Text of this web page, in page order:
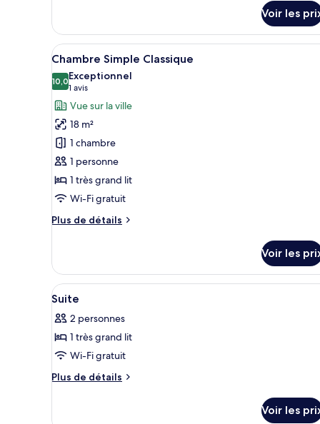
grand
lit
le
type
de
chambre
Chambre
Supérieure,
très
grand
lit
Voir les
Afficher
toutes
les
photos
pour
ce
type
de
chambre :
Chambre
Simple
Une chambre d’hôtel
5
Chambre Simple Classique
10,010,0 sur 10
Exceptionnel
1 avis
(1 avis)
Vue sur la ville
18 m²
1 chambre
1 personne
1 très grand lit
Wi-Fi gratuit
Plus de détails
Plus
le
type
de
Chambre
Simple
Voir les
Afficher
toutes
les
photos
pour
ce
Coin séjour | TV connectée
5
Suite
2 personnes
1 très grand lit
Wi-Fi gratuit
Plus de détails
Plus
Voir les